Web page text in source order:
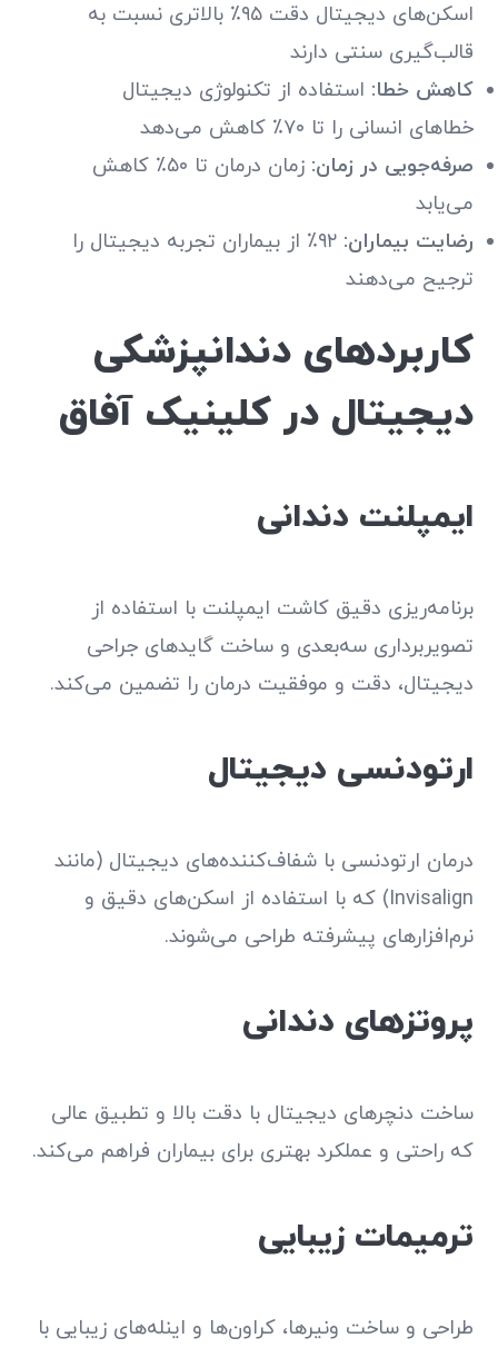
اسکن‌های دیجیتال دقت ۹۵٪ بالاتری نسبت به
قالب‌گیری سنتی دارند
کاهش خطا: استفاده از تکنولوژی دیجیتال
خطاهای انسانی را تا ۷۰٪ کاهش می‌دهد
صرفه‌جویی در زمان:
زمان درمان تا ۵۰٪ کاهش
می‌یابد
رضایت بیماران:
۹۲٪ از بیماران تجربه دیجیتال را
ترجیح می‌دهند
کاربردهای دندانپزشکی
دیجیتال در کلینیک آفاق
ایمپلنت دندانی
برنامه‌ریزی دقیق کاشت ایمپلنت با استفاده از
تصویربرداری سه‌بعدی و ساخت گاید‌های جراحی
دیجیتال، دقت و موفقیت درمان را تضمین می‌کند.
ارتودنسی دیجیتال
درمان ارتودنسی با شفاف‌کننده‌های دیجیتال (مانند
Invisalign) که با استفاده از اسکن‌های دقیق و
نرم‌افزارهای پیشرفته طراحی می‌شوند.
پروتزهای دندانی
ساخت دنچرهای دیجیتال با دقت بالا و تطبیق عالی
که راحتی و عملکرد بهتری برای بیماران فراهم می‌کند.
ترمیمات زیبایی
طراحی و ساخت ونیرها، کراون‌ها و اینله‌های زیبایی با